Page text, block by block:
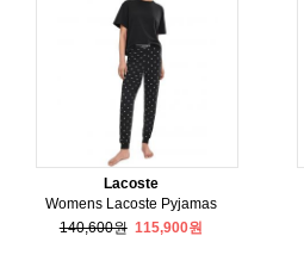
Lacoste
Womens Lacoste Pyjamas
140,600원 115,900원